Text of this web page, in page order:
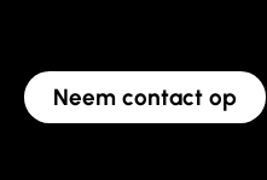
Neem contact op